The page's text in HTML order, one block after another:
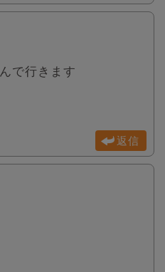
で行きます
返信